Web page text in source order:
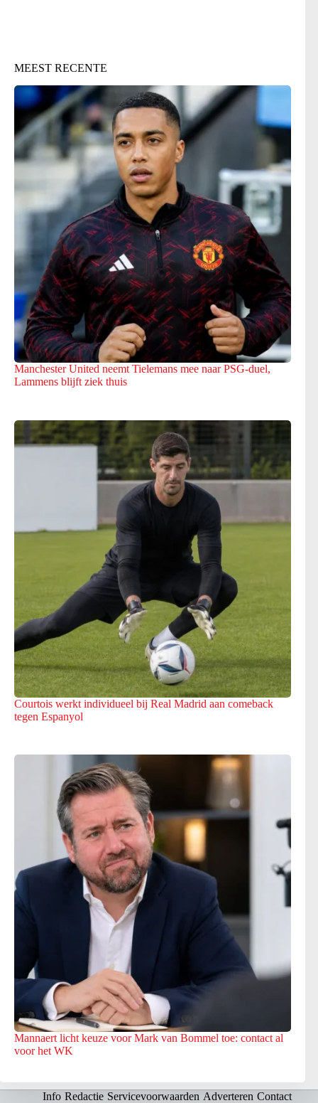
MEEST RECENTE
Manchester United neemt Tielemans mee naar PSG-duel,
Lammens blijft ziek thuis
Courtois werkt individueel bij Real Madrid aan comeback
tegen Espanyol
Mannaert licht keuze voor Mark van Bommel toe: contact al
voor het WK
Info Redactie Servicevoorwaarden Adverteren Contact